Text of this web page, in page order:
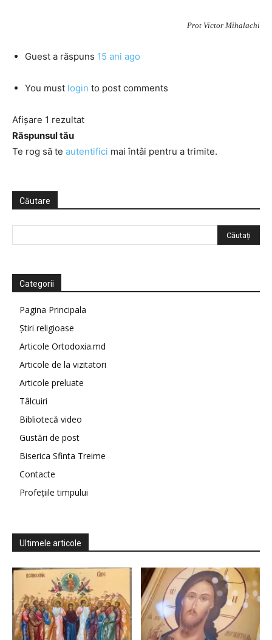
Prot Victor Mihalachi
Guest a răspuns 15 ani ago
You must login to post comments
Afișare 1 rezultat
Răspunsul tău
Te rog să te autentifici mai întâi pentru a trimite.
Căutare
Categorii
Pagina Principala
Știri religioase
Articole Ortodoxia.md
Articole de la vizitatori
Articole preluate
Tâlcuiri
Bibliotecă video
Gustări de post
Biserica Sfinta Treime
Contacte
Profețiile timpului
Ultimele articole